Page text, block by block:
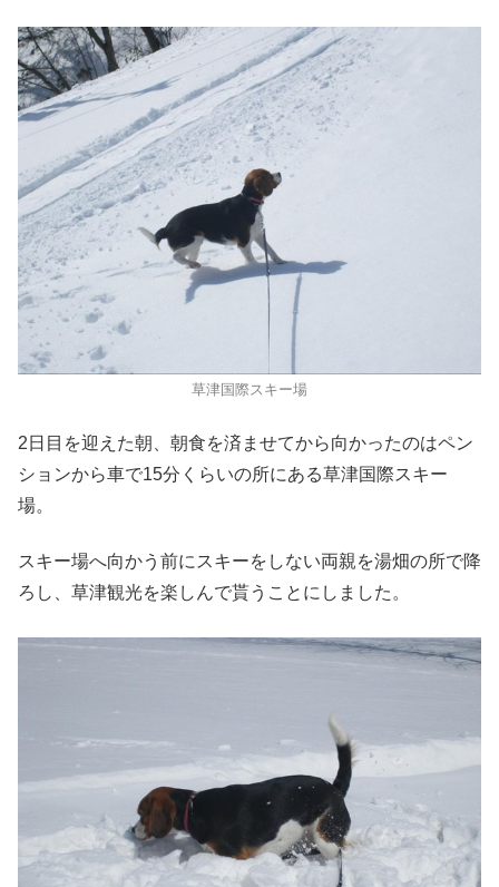
草津国際スキー場
2日目を迎えた朝、朝食を済ませてから向かったのはペン
ションから車で15分くらいの所にある草津国際スキー
場。
スキー場へ向かう前にスキーをしない両親を湯畑の所で降
ろし、草津観光を楽しんで貰うことにしました。